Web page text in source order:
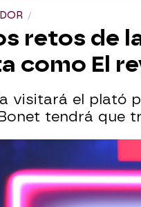
retos de
como El
visitará el plató
tendrá que
Raquel Sánchez